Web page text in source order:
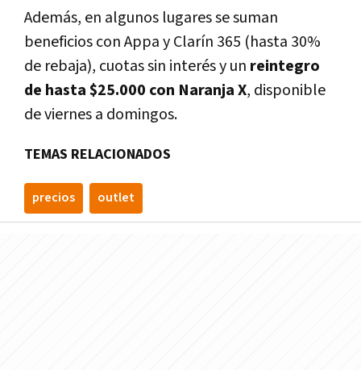
Además, en algunos lugares se suman
beneficios con Appa y Clarín 365 (hasta 30%
de rebaja), cuotas sin interés y un reintegro
de hasta $25.000 con Naranja X, disponible
de viernes a domingos.
TEMAS RELACIONADOS
precios outlet